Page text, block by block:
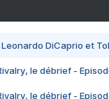
Leonardo DiCaprio et
le débrief -
le débrief -